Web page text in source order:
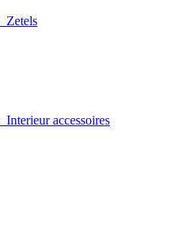
Zetels
Interieur accessoires